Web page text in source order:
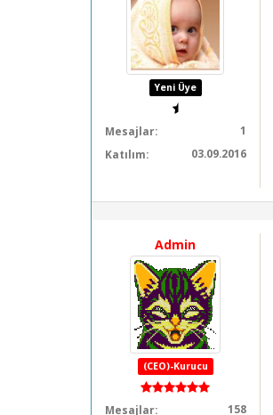
Yeni Üye
Mesajlar:
1
Katılım:
03.09.2016
Admin
(CEO)-Kurucu
Mesajlar: 158